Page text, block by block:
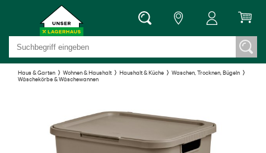
Haus & Garten Wohnen & Haushalt Haushalt & Küche
Waschen, Trocknen, Bügeln
Wäschekörbe & Wäschewannen